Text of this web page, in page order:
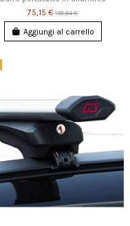
75,15 €136,64 €
Aggiungi al carrello